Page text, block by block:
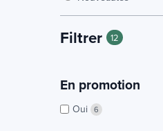
Filtrer 12
En promotion
Oui 6